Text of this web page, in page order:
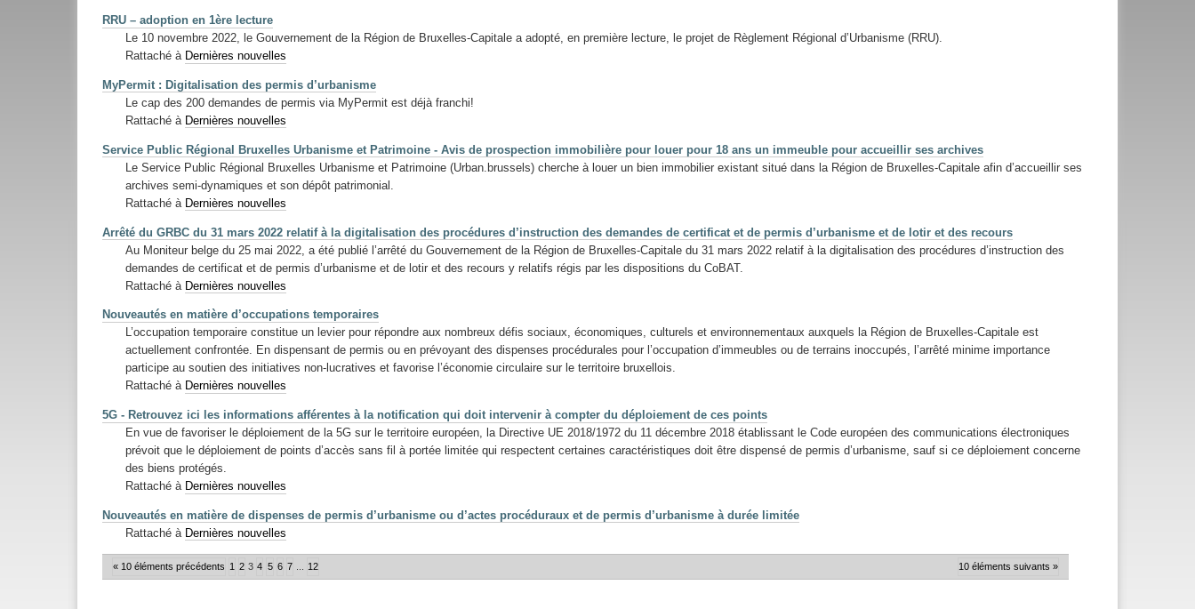
RRU – adoption en 1ère lecture
Le 10 novembre 2022, le Gouvernement de la Région de Bruxelles-Capitale a adopté, en première lecture, le projet de Règlement Régional d’Urbanisme (RRU).
Rattaché à Dernières nouvelles
MyPermit : Digitalisation des permis d’urbanisme
Le cap des 200 demandes de permis via MyPermit est déjà franchi!
Rattaché à Dernières nouvelles
Service Public Régional Bruxelles Urbanisme et Patrimoine - Avis de prospection immobilière pour louer pour 18 ans un immeuble pour accueillir ses archives
Le Service Public Régional Bruxelles Urbanisme et Patrimoine (Urban.brussels) cherche à louer un bien immobilier existant situé dans la Région de Bruxelles-Capitale afin d’accueillir ses
archives semi-dynamiques et son dépôt patrimonial.
Rattaché à Dernières nouvelles
Arrêté du GRBC du 31 mars 2022 relatif à la digitalisation des procédures d’instruction des demandes de certificat et de permis d’urbanisme et de lotir et des recours
Au Moniteur belge du 25 mai 2022, a été publié l’arrêté du Gouvernement de la Région de Bruxelles-Capitale du 31 mars 2022 relatif à la digitalisation des procédures d’instruction des
demandes de certificat et de permis d’urbanisme et de lotir et des recours y relatifs régis par les dispositions du CoBAT.
Rattaché à Dernières nouvelles
Nouveautés en matière d’occupations temporaires
L’occupation temporaire constitue un levier pour répondre aux nombreux défis sociaux, économiques, culturels et environnementaux auxquels la Région de Bruxelles-Capitale est
actuellement confrontée. En dispensant de permis ou en prévoyant des dispenses procédurales pour l’occupation d’immeubles ou de terrains inoccupés, l’arrêté minime importance
participe au soutien des initiatives non-lucratives et favorise l’économie circulaire sur le territoire bruxellois.
Rattaché à Dernières nouvelles
5G - Retrouvez ici les informations afférentes à la notification qui doit intervenir à compter du déploiement de ces points
En vue de favoriser le déploiement de la 5G sur le territoire européen, la Directive UE 2018/1972 du 11 décembre 2018 établissant le Code européen des communications électroniques
prévoit que le déploiement de points d’accès sans fil à portée limitée qui respectent certaines caractéristiques doit être dispensé de permis d’urbanisme, sauf si ce déploiement concerne
des biens protégés.
Rattaché à Dernières nouvelles
Nouveautés en matière de dispenses de permis d’urbanisme ou d’actes procéduraux et de permis d’urbanisme à durée limitée
Rattaché à Dernières nouvelles
« 10 éléments précédents 10 éléments suivants »
1 2 3 4 5 6 7 12